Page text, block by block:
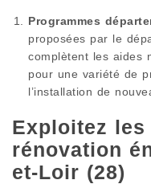
Programmes
proposées par le
complètent les aides
pour une variété de
l’installation de
Exploitez les
rénovation
et-Loir (28)